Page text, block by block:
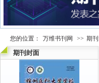
您的位置： 万维书刊网 >> 期
期刊封面